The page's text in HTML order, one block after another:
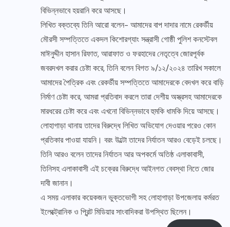
বিভিন্নভাবে হয়রানি করে আসছে।
লিখিত বক্তব্যে তিনি আরো বলেন- আমাদের বাপ দাদার নামে রেকর্ডীয়
মৌরসী সম্পত্তিতে একদল কিশোরগ্যাং সন্ত্রাসী গোষ্ঠী পুলিশ কনস্টেবল
মাঈনুদ্দীন হাসান রিফাত, আরাফাত ও ফরহাদের নেতৃত্বে জোরপূর্বক
জবরদখল করার চেষ্টা করে, তিনি বলেন বিগত ৯/১২/২০২৪ তারিখ সকালে
আমাদের পৈত্রিক এবং রেকর্ডীয় সম্পত্তিতে আমাদেরকে বেদখল করে বাড়ি
নির্মাণ চেষ্টা করে, আমরা প্রতিবাদ করলে তারা দেশীয় অস্ত্রসহ আমাদেরকে
মারধরের চেষ্টা করে এবং এখনো বিভিন্নভাবে হুমকি ধামকি দিয়ে আসছে।
লোহাগাড়া থানায় তাদের বিরুদ্ধে লিখিত অভিযোগ দেওয়ার পরেও কোন
প্রতিকার পাওয়া যায়নি। বরং উল্টো তাদের নির্যাতন আরও বেড়েই চলছে।
তিনি আরও বলেন তাদের নির্যাতন আর অপকর্মে অতিষ্ঠ এলাকাবাসী,
তিনিসহ এলাকাবাসী এই চক্রের বিরুদ্ধে আইনগত বেবস্থা নিতে জোর
দাবী জানান।
এ সময় এলাকার কয়েকজন ভুক্তভোগী সহ লোহাগাড়া উপজেলায় কর্মরত
ইলেক্ট্রোনিক ও প্রিন্ট মিডিয়ার সাংবাদিকরা উপস্থিত ছিলেন।